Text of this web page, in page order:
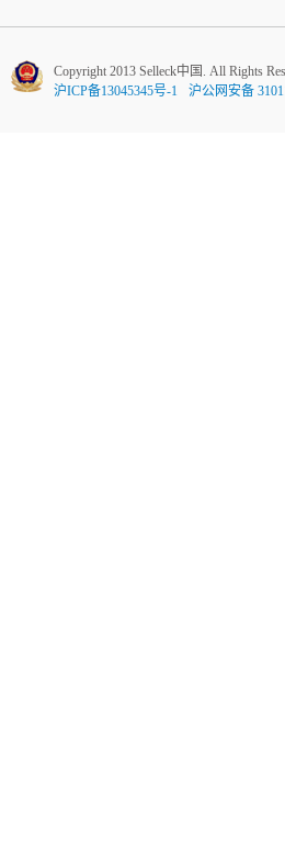
Copyright 2013 Selleck中国. All Rights
沪ICP备13045345号-1
沪公网安备